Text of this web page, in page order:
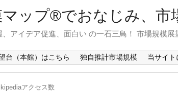
ップ®でおなじみ、市
アイデア促進、面白い の一石三鳥！ 市場規模展
台（本館）はこちら 独自推計市場規模 当サイト
アクセス数